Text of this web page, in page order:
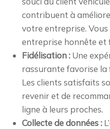
contribuent à
votre entreprise. Vous
entreprise honnête et
Fidélisation : Une
rassurante favorise la
Les clients satisfaits
revenir et de
ligne à leurs proches.
Collecte de données :